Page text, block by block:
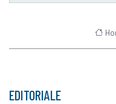
EDITORIALE